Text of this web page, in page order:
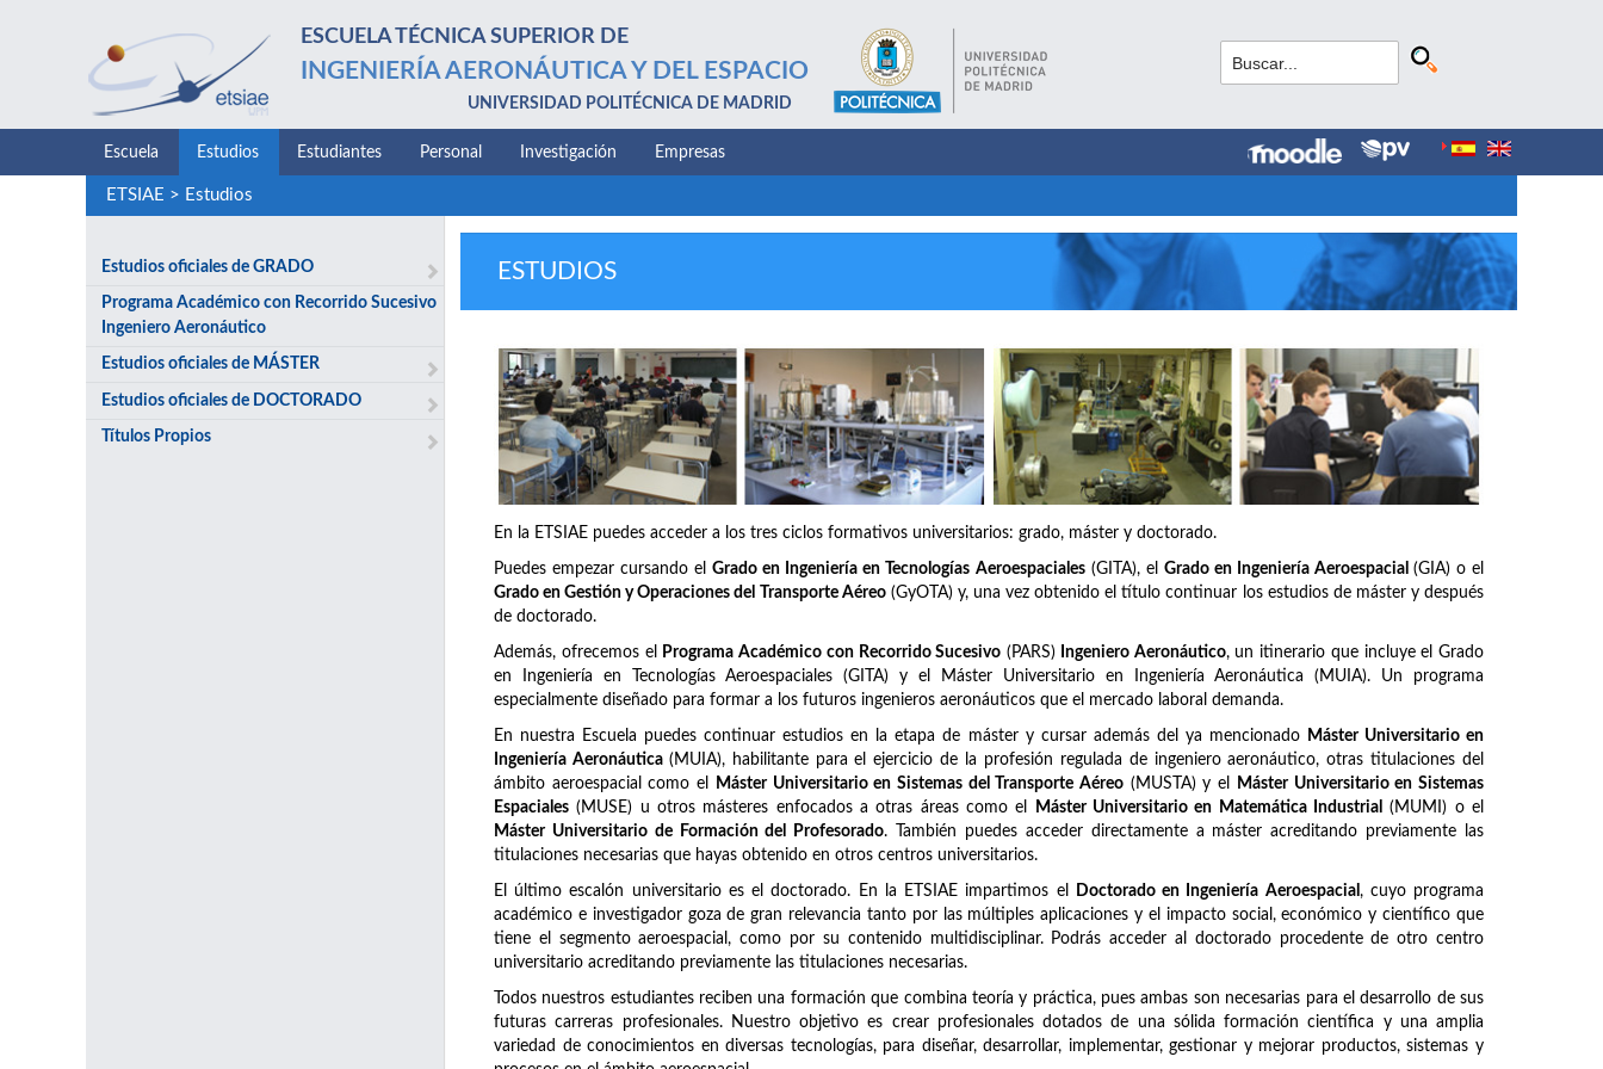
ESCUELA TÉCNICA SUPERIOR DE
INGENIERÍA AERONÁUTICA Y DEL ESPACIO
UNIVERSIDAD POLITÉCNICA DE MADRID
Escuela Estudios Estudiantes Personal Investigación Empresas
ETSIAE > Estudios
Estudios oficiales de GRADO
Programa Académico con Recorrido Sucesivo
Ingeniero Aeronáutico
Estudios oficiales de MÁSTER
Estudios oficiales de DOCTORADO
Títulos Propios
ESTUDIOS
En la ETSIAE puedes acceder a los tres ciclos formativos universitarios: grado, máster y doctorado.
Puedes empezar cursando elGrado en Ingeniería en Tecnologías Aeroespaciales(GITA), el Grado en Ingeniería Aeroespacial (GIA) o el
Grado en Gestión y Operaciones del Transporte Aéreo(GyOTA) y, una vez obtenido el título continuar los estudios de máster y después
de doctorado.
Además, ofrecemos el Programa Académico con Recorrido Sucesivo (PARS) Ingeniero Aeronáutico, un itinerario que incluye el Grado
en Ingeniería en Tecnologías Aeroespaciales (GITA) y el Máster Universitario en Ingeniería Aeronáutica (MUIA). Un programa
especialmente diseñado para formar a los futuros ingenieros aeronáuticos que el mercado laboral demanda.
En nuestra Escuela puedes continuar estudios en la etapa de máster y cursar además del ya mencionado Máster Universitario en
Ingeniería Aeronáutica (MUIA), habilitante para el ejercicio de la profesión regulada de ingeniero aeronáutico, otras titulaciones del
ámbito aeroespacial como el
Máster Universitario en Sistemas del Transporte Aéreo (MUSTA) y el
Máster Universitario en Sistemas
Espaciales (MUSE) u otros másteres enfocados a otras áreas como el Máster Universitario en Matemática Industrial
(MUMI) o el
Máster Universitario de Formación del Profesorado. También puedes acceder directamente a máster acreditando previamente las
titulaciones necesarias que hayas obtenido en otros centros universitarios.
El último escalón universitario es el doctorado. En la ETSIAE impartimos el Doctorado en Ingeniería Aeroespacial , cuyo programa
académico e investigador goza de gran relevancia tanto por las múltiples aplicaciones y el impacto social, económico y científico que
tiene el segmento aeroespacial, como por su contenido multidisciplinar. Podrás acceder al doctorado procedente de otro centro
universitario acreditando previamente las titulaciones necesarias.
Todos nuestros estudiantes reciben una formación que combina teoría y práctica, pues ambas son necesarias para el desarrollo de sus
futuras carreras profesionales. Nuestro objetivo es crear profesionales dotados de una sólida formación científica y una amplia
variedad de conocimientos en diversas tecnologías, para diseñar, desarrollar, implementar, gestionar y mejorar productos, sistemas y